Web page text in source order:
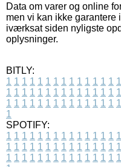
Data om varer og online
men vi kan ikke garantere
iværksat siden nyligste
oplysninger.
BITLY:
1 1 1 1 1 1 1 1 1 1 1 1 1 1 1
1 1 1 1 1 1 1 1 1 1 1 1 1 1 1
1 1 1 1 1 1 1 1 1 1 1 1 1 1 1
1
SPOTIFY:
1 1 1 1 1 1 1 1 1 1 1 1 1 1 1
1 1 1 1 1 1 1 1 1 1 1 1 1 1 1
1 1 1 1 1 1 1 1 1 1 1 1 1 1 1